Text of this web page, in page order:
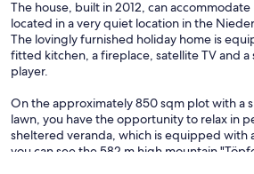
The house, built in 2012, can
located in a very quiet location in the
The lovingly furnished holiday home is
fitted kitchen, a fireplace, satellite TV and
player.
On the approximately 850 sqm plot with a
lawn, you have the opportunity to relax in
sheltered veranda, which is equipped with
you can see the 582 m high mountain